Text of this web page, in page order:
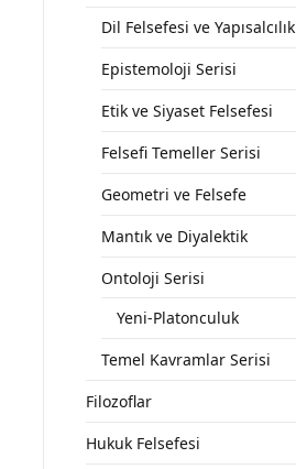
Dil Felsefesi ve Yapısalcılık
Epistemoloji Serisi
Etik ve Siyaset Felsefesi
Felsefi Temeller Serisi
Geometri ve Felsefe
Mantık ve Diyalektik
Ontoloji Serisi
Yeni-Platonculuk
Temel Kavramlar Serisi
Filozoflar
Hukuk Felsefesi